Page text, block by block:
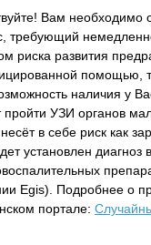
Вам необходимо
требующий
риска развития
помощью,
наличия у
пройти УЗИ органов
несёт в себе риск как
установлен диагноз
Egis). Подробнее о
портале: